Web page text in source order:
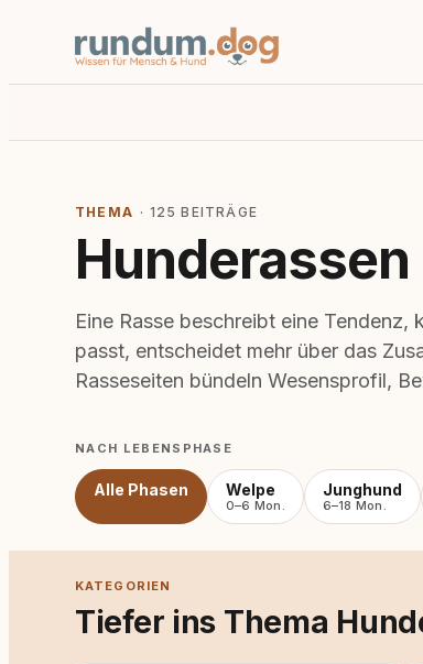
THEMA · 125 BEITRÄGE
Hunderassen
Eine Rasse beschreibt eine
passt, entscheidet mehr über das
Rasseseiten bündeln Wesensprofil,
NACH LEBENSPHASE
Alle Phasen Welpe
0–6 Mon.
Junghund
6–18 Mon.
KATEGORIEN
Tiefer ins Thema